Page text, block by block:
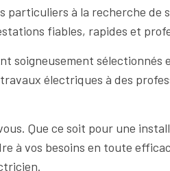
particuliers à la recherche de
fiables, rapides et
soigneusement
électriques à des
Que ce soit pour une
à vos besoins en toute